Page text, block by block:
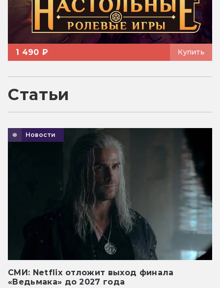
1 490 ₽ Купить
Статьи
Новости
СМИ: Netflix отложит выход финала
«Ведьмака» до 2027 года